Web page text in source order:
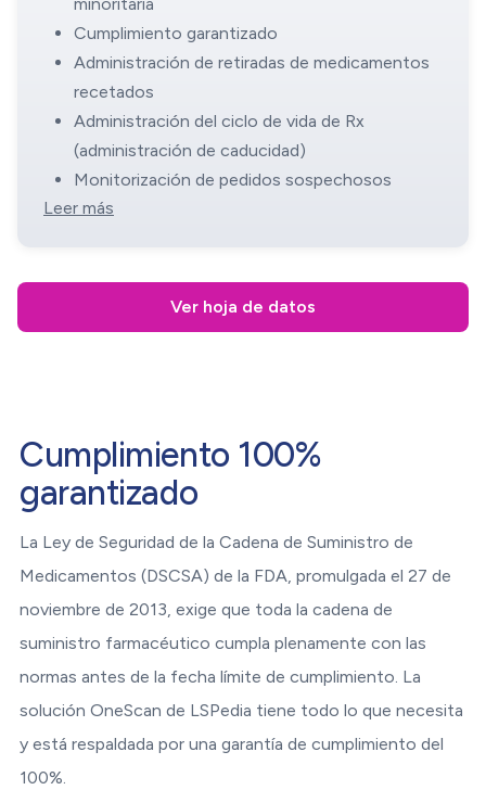
minoritaria
Cumplimiento garantizado
Administración de retiradas de medicamentos
recetados
Administración del ciclo de vida de Rx
(administración de caducidad)
Monitorización de pedidos sospechosos
Leer más
Ver hoja de datos
Cumplimiento 100%
garantizado
La Ley de Seguridad de la Cadena de Suministro de
Medicamentos (DSCSA) de la FDA, promulgada el 27 de
noviembre de 2013, exige que toda la cadena de
suministro farmacéutico cumpla plenamente con las
normas antes de la fecha límite de cumplimiento. La
solución OneScan de LSPedia tiene todo lo que necesita
y está respaldada por una garantía de cumplimiento del
100%.